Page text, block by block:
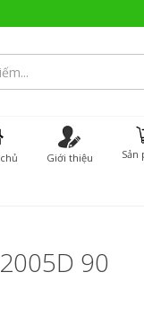
Giới thiệu Sản
90